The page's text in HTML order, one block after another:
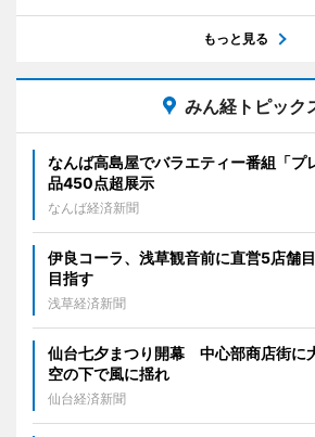
もっと見る
みん経トピック
なんば高島屋でバラエティー番組「
品450点超展示
なんば経済新聞
伊良コーラ、浅草観音前に直営5店舗
目指す
浅草経済新聞
仙台七夕まつり開幕 中心部商店街に
空の下で風に揺れ
仙台経済新聞